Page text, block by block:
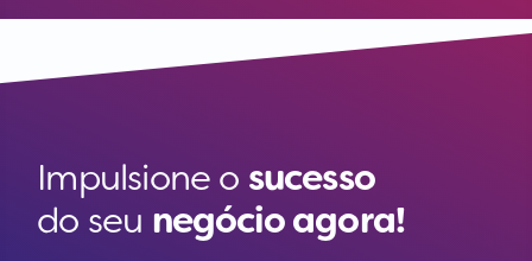
Impulsione o sucesso
do seu negócio agora!